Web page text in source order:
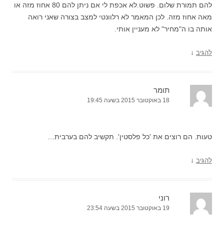
להם תמורת שלום. פשוט.לא אכפת לי אם ניתן להם 80 אחוז מזה או
מאה אחוז מזה. לכן המאמר לא רלוונטי למצב בצורה שאני רואה
אותה בו ה"מחיר" לא מעניין אותי.
להגיב ↓
תומר
18 באוקטובר 2015 בשעה 19:45
טעות. הם רוצים את 'כל פלסטין'. תקשיב להם בערבית…
להגיב ↓
רוני
19 באוקטובר 2015 בשעה 23:54